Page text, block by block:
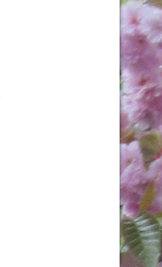
Italienische
Essen und